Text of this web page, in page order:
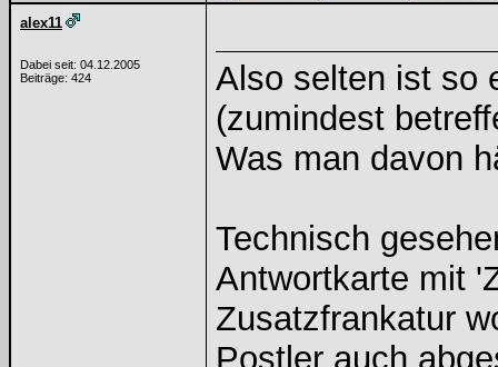
alex11
Dabei seit: 04.12.2005
Beiträge: 424
Also selten ist so
(zumindest
Was man davon
Technisch
Antwortkarte mit
Zusatzfrankatur
Postler auch